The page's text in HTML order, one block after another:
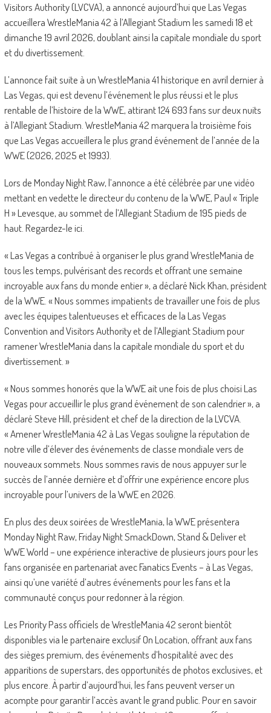
Visitors Authority (LVCVA), a annoncé aujourd’hui que Las Vegas
accueillera WrestleMania 42 à l’Allegiant Stadium les samedi 18 et
dimanche 19 avril 2026, doublant ainsi la capitale mondiale du sport
et du divertissement.
L’annonce fait suite à un WrestleMania 41 historique en avril dernier à
Las Vegas, qui est devenu l’événement le plus réussi et le plus
rentable de l’histoire de la WWE, attirant 124 693 fans sur deux nuits
à l’Allegiant Stadium. WrestleMania 42 marquera la troisième fois
que Las Vegas accueillera le plus grand événement de l’année de la
WWE (2026, 2025 et 1993).
Lors de Monday Night Raw, l’annonce a été célébrée par une vidéo
mettant en vedette le directeur du contenu de la WWE, Paul « Triple
H » Levesque, au sommet de l’Allegiant Stadium de 195 pieds de
haut. Regardez-le ici.
« Las Vegas a contribué à organiser le plus grand WrestleMania de
tous les temps, pulvérisant des records et offrant une semaine
incroyable aux fans du monde entier », a déclaré Nick Khan, président
de la WWE. « Nous sommes impatients de travailler une fois de plus
avec les équipes talentueuses et efficaces de la Las Vegas
Convention and Visitors Authority et de l’Allegiant Stadium pour
ramener WrestleMania dans la capitale mondiale du sport et du
divertissement. »
« Nous sommes honorés que la WWE ait une fois de plus choisi Las
Vegas pour accueillir le plus grand événement de son calendrier », a
déclaré Steve Hill, président et chef de la direction de la LVCVA.
« Amener WrestleMania 42 à Las Vegas souligne la réputation de
notre ville d’élever des événements de classe mondiale vers de
nouveaux sommets. Nous sommes ravis de nous appuyer sur le
succès de l’année dernière et d’offrir une expérience encore plus
incroyable pour l’univers de la WWE en 2026.
En plus des deux soirées de WrestleMania, la WWE présentera
Monday Night Raw, Friday Night SmackDown, Stand & Deliver et
WWE World – une expérience interactive de plusieurs jours pour les
fans organisée en partenariat avec Fanatics Events – à Las Vegas,
ainsi qu’une variété d’autres événements pour les fans et la
communauté conçus pour redonner à la région.
Les Priority Pass officiels de WrestleMania 42 seront bientôt
disponibles via le partenaire exclusif On Location, offrant aux fans
des sièges premium, des événements d’hospitalité avec des
apparitions de superstars, des opportunités de photos exclusives, et
plus encore. À partir d’aujourd’hui, les fans peuvent verser un
acompte pour garantir l’accès avant le grand public. Pour en savoir